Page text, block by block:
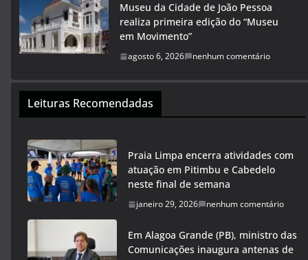
Museu da Cidade de João Pessoa
realiza primeira edição do “Museu
em Movimento”
agosto 6, 2026 nenhum comentário
Leituras Recomendadas
Praia Limpa encerra atividades com
atuação em Pitimbu e Cabedelo
neste final de semana
janeiro 29, 2026 nenhum comentário
Em Alagoa Grande (PB), ministro das
Comunicações inaugura antenas de